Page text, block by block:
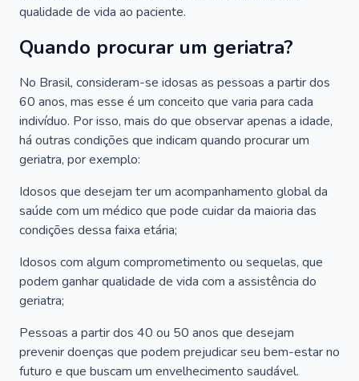
qualidade de vida ao paciente.
Quando procurar um geriatra?
No Brasil, consideram-se idosas as pessoas a partir dos
60 anos, mas esse é um conceito que varia para cada
indivíduo. Por isso, mais do que observar apenas a idade,
há outras condições que indicam quando procurar um
geriatra, por exemplo:
Idosos que desejam ter um acompanhamento global da
saúde com um médico que pode cuidar da maioria das
condições dessa faixa etária;
Idosos com algum comprometimento ou sequelas, que
podem ganhar qualidade de vida com a assistência do
geriatra;
Pessoas a partir dos 40 ou 50 anos que desejam
prevenir doenças que podem prejudicar seu bem-estar no
futuro e que buscam um envelhecimento saudável.